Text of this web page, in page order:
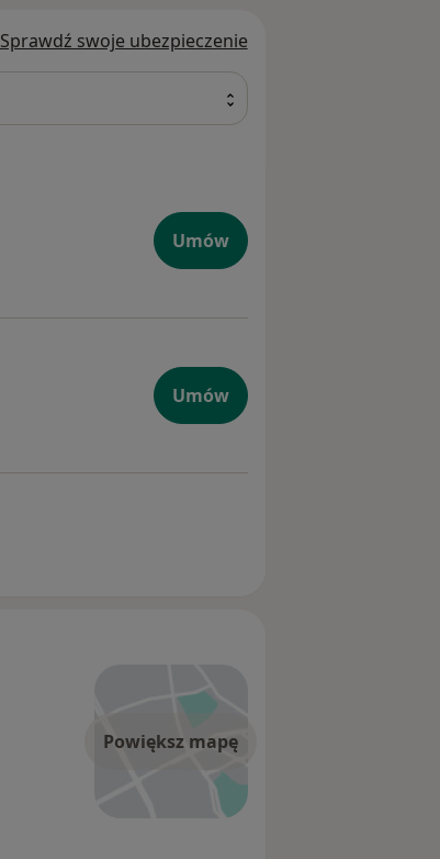
Sprawdź swoje ubezpieczenie
Umów
Umów
Powiększ mapę